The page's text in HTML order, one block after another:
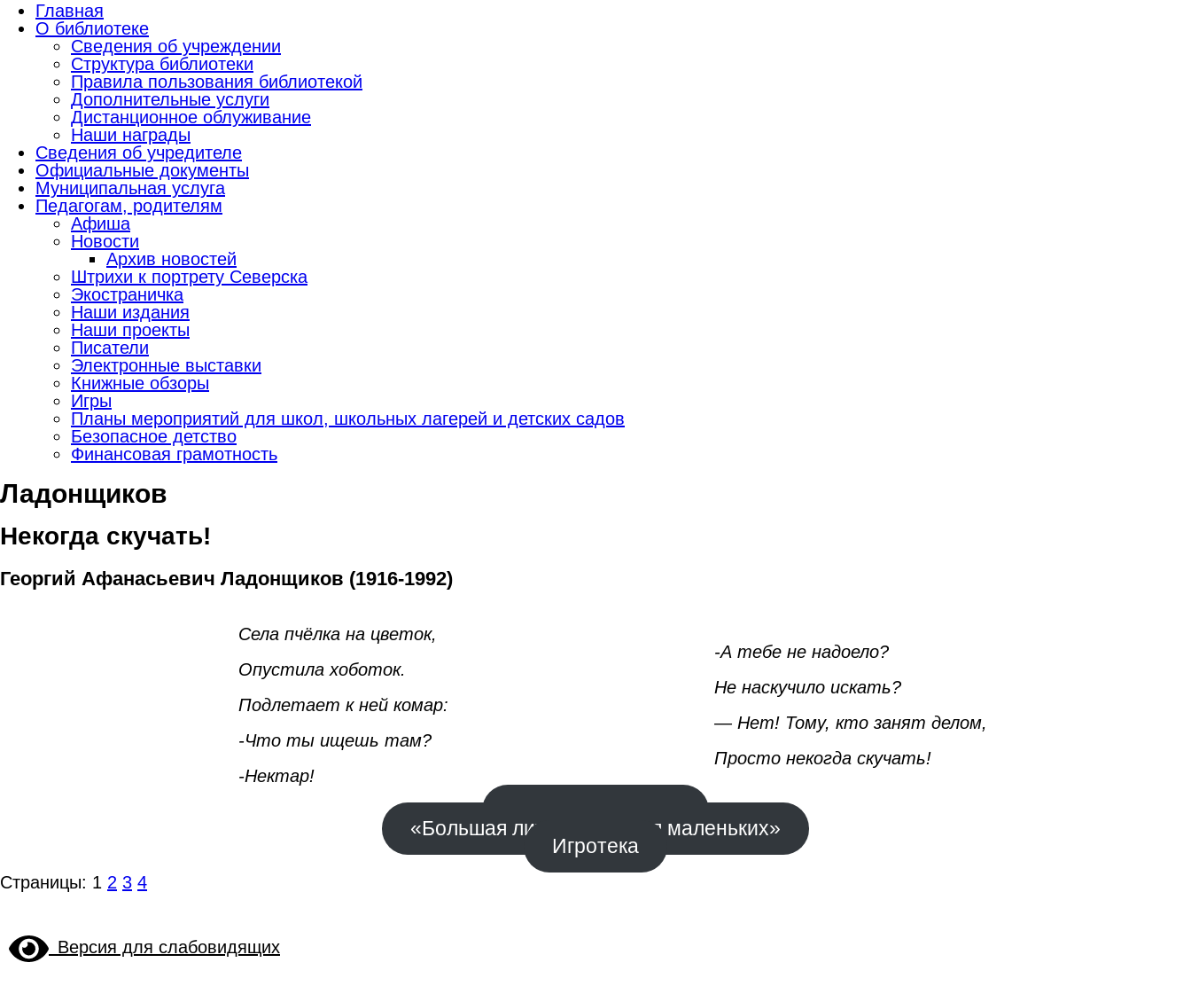
Главная
О библиотеке
Сведения об учреждении
Структура библиотеки
Правила пользования библиотекой
Дополнительные услуги
Дистанционное облуживание
Наши награды
Сведения об учредителе
Официальные документы
Муниципальная услуга
Педагогам, родителям
Афиша
Новости
Архив новостей
Штрихи к портрету Северска
Экостраничка
Наши издания
Наши проекты
Писатели
Электронные выставки
Книжные обзоры
Игры
Планы мероприятий для школ, школьных лагерей и детских садов
Безопасное детство
Финансовая грамотность
Ладонщиков
Некогда скучать!
Георгий Афанасьевич Ладонщиков (1916-1992)
Села пчёлка на цветок,
Опустила хоботок.
Подлетает к ней комар:
-Что ты ищешь там?
-Нектар!
-А тебе не надоело?
Не наскучило искать?
— Нет! Тому, кто занят делом,
Просто некогда скучать!
«Большая литература для маленьких»
Игротека
Страницы: 1 2 3 4
Версия для слабовидящих